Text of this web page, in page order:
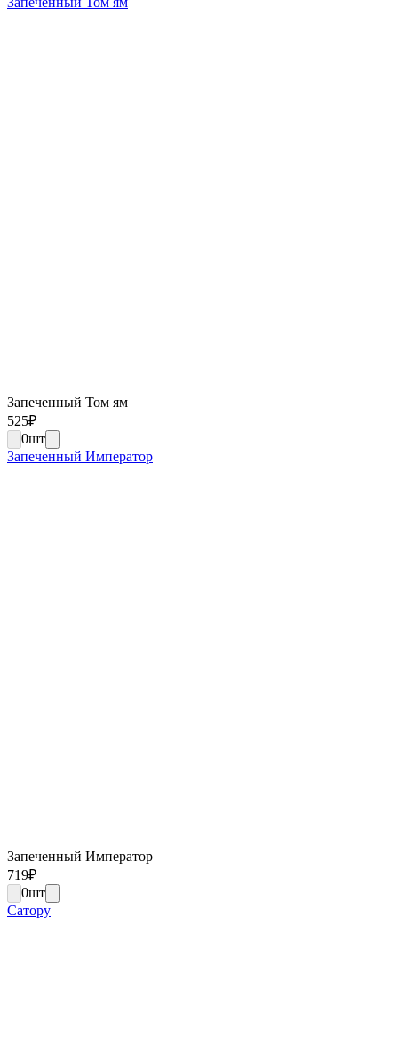
Запеченный Том ям
525₽
0шт
Запеченный Император
Запеченный Император
719₽
0шт
Сатору